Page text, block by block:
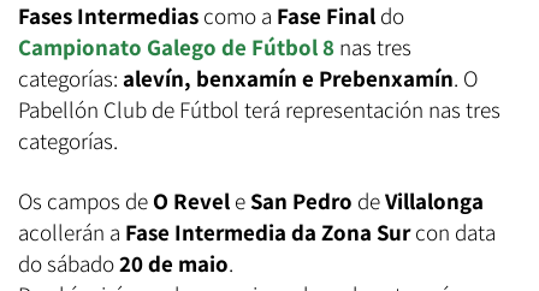
Fases Intermedias como a Fase Final do
Campionato Galego de Fútbol 8 nas tres
categorías: alevín, benxamín e Prebenxamín. O
Pabellón Club de Fútbol terá representación nas tres
categorías.
Os campos de O Revel eSan Pedro deVillalonga
acollerán a Fase Intermedia da Zona Surcon data
do sábado20 de maio.